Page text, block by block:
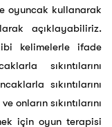
oyuncak kullanarak
açıklayabiliriz.
kelimelerle ifade
sıkıntılarını
sıkıntılarını
sıkıntılarını
için oyun terapisi